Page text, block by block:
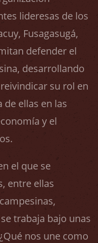
lideresas de los
Fusagasugá,
defender el
desarrollando
su rol en
ellas en las
y el
el que se
entre ellas
trabaja bajo unas
nos une como